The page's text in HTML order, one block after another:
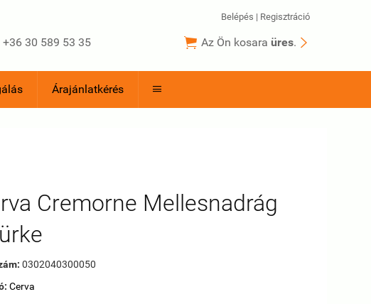
+36 30 589 53 35  Az Ön kosara üres. 
Belépés | Regisztráció
Árajánlatkérés 
Cremorne Mellesnadrág
0302040300050
Cerva